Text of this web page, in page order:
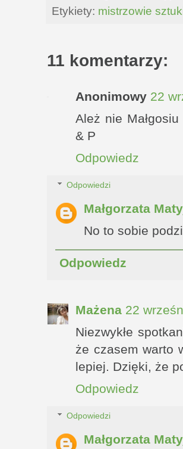
Etykiety: mistrzowie
11 komentarzy:
Anonimowy 22
Ależ nie
& P
Odpowiedz
Odpowiedzi
Małgorzata
No to sobie
Odpowiedz
Mażena 22
Niezwykłe
że czasem warto
lepiej. Dzięki, że
Odpowiedz
Odpowiedzi
Małgorzata